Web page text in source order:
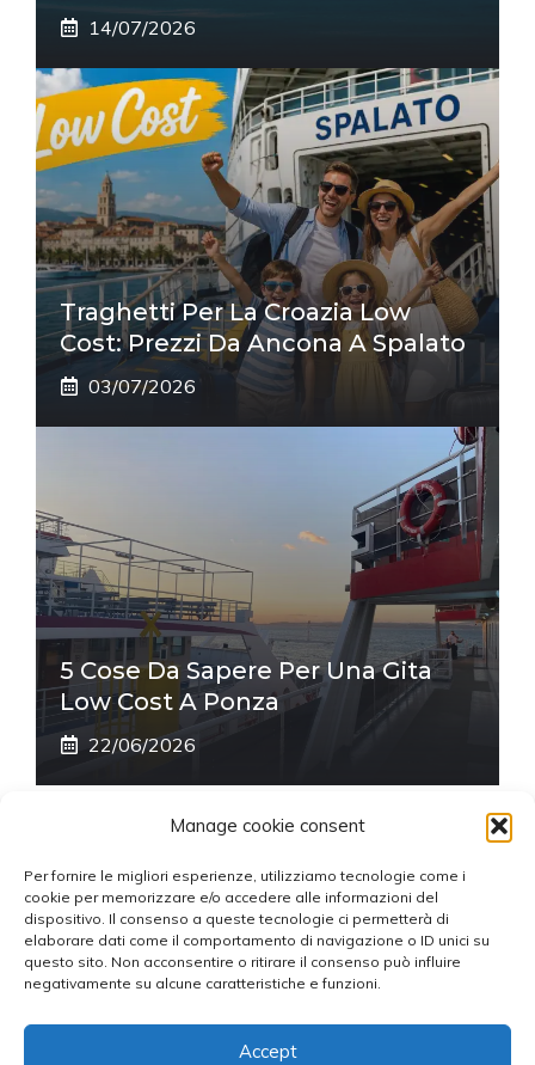
Manage cookie consent
Per fornire le migliori esperienze, utilizziamo tecnologie come i
cookie per memorizzare e/o accedere alle informazioni del
dispositivo. Il consenso a queste tecnologie ci permetterà di
elaborare dati come il comportamento di navigazione o ID unici su
questo sito. Non acconsentire o ritirare il consenso può influire
negativamente su alcune caratteristiche e funzioni.
Accept
14/07/2026
Traghetti Per La Croazia Low
Cost: Prezzi Da Ancona A Spalato
03/07/2026
5 Cose Da Sapere Per Una Gita
Low Cost A Ponza
22/06/2026
BLOG FERRYFINDER.COM
Ultime notizie sui traghetti, consigli di viaggio e itinerari
selezionate dalla redazione di Ferryfinder.com, il portale